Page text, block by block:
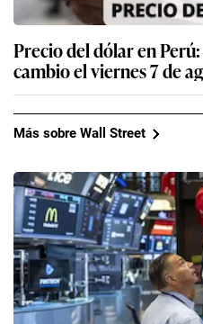
Precio del dólar en
cambio el viernes 7 de
Más sobre Wall Street